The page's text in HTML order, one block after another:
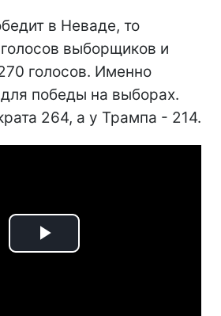
в Неваде, то
выборщиков и
голосов. Именно
победы на выборах.
264, а у Трампа - 214.
Play